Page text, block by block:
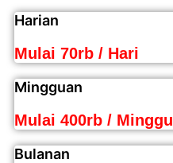
Harian
Mulai 70rb / Hari
Mingguan
Mulai 400rb / Minggu
Bulanan